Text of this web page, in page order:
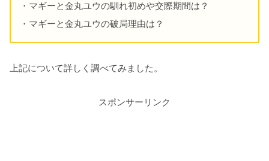
・マギーと金丸ユウの馴れ初めや交際期間は？
・マギーと金丸ユウの破局理由は？
上記について詳しく調べてみました。
スポンサーリンク